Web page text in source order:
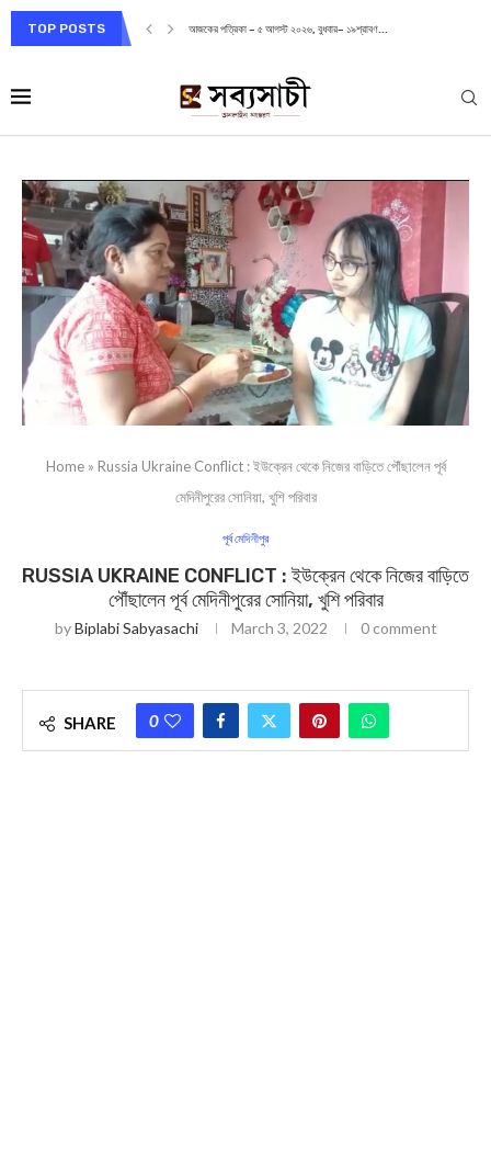
TOP POSTS আজকের পত্রিকা – ৫ আগস্ট ২০২৬, বুধবার– ১৯শ্রাবণ...
Home» Russia Ukraine Conflict : ইউক্রেন থেকে নিজের বাড়িতে পৌঁছালেন পূর্ব
মেদিনীপুরের সোনিয়া, খুশি পরিবার
পূর্ব মেদিনীপুর
RUSSIA UKRAINE CONFLICT : ইউক্রেন থেকে নিজের বাড়িতে
পৌঁছালেন পূর্ব মেদিনীপুরের সোনিয়া, খুশি পরিবার
byBiplabi Sabyasachi March 3, 2022 0 comment
SHARE 0